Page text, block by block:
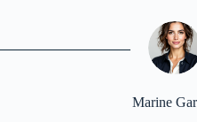
Marine